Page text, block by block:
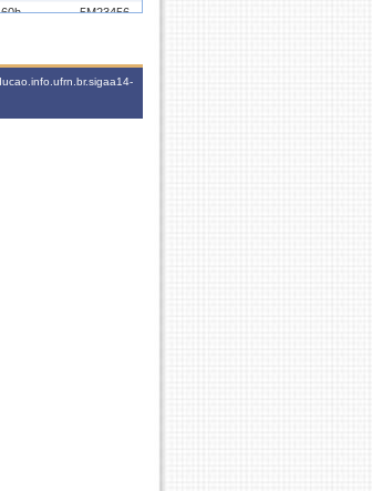
60h 5M23456
60h 6T2345